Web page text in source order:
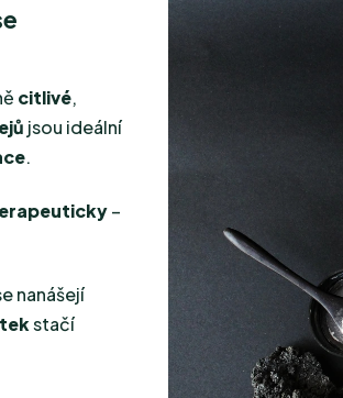
citlivé,
jsou ideální
.
–
nanášejí
stačí